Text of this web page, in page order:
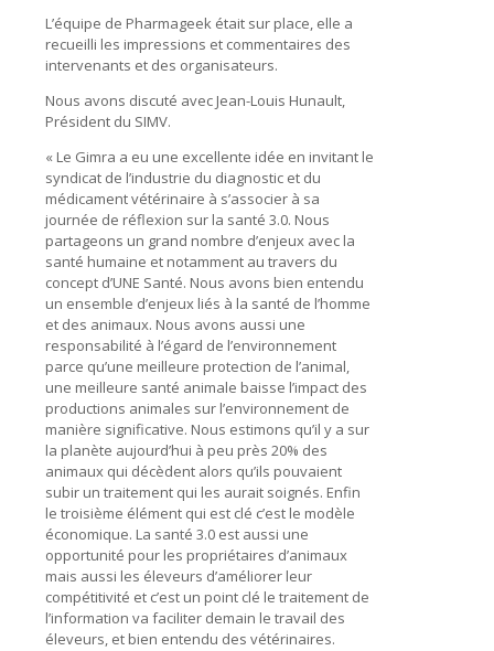
L’équipe de Pharmageek était sur place, elle a
recueilli les impressions et commentaires des
intervenants et des organisateurs.
Nous avons discuté avec Jean-Louis Hunault,
Président du SIMV.
« Le Gimra a eu une excellente idée en invitant le
syndicat de l’industrie du diagnostic et du
médicament vétérinaire à s’associer à sa
journée de réflexion sur la santé 3.0. Nous
partageons un grand nombre d’enjeux avec la
santé humaine et notamment au travers du
concept d’UNE Santé. Nous avons bien entendu
un ensemble d’enjeux liés à la santé de l’homme
et des animaux. Nous avons aussi une
responsabilité à l’égard de l’environnement
parce qu’une meilleure protection de l’animal,
une meilleure santé animale baisse l’impact des
productions animales sur l’environnement de
manière significative. Nous estimons qu’il y a sur
la planète aujourd’hui à peu près 20% des
animaux qui décèdent alors qu’ils pouvaient
subir un traitement qui les aurait soignés. Enfin
le troisième élément qui est clé c’est le modèle
économique. La santé 3.0 est aussi une
opportunité pour les propriétaires d’animaux
mais aussi les éleveurs d’améliorer leur
compétitivité et c’est un point clé le traitement de
l’information va faciliter demain le travail des
éleveurs, et bien entendu des vétérinaires.